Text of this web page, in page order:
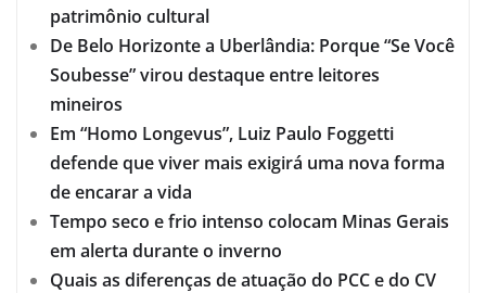
patrimônio cultural
De Belo Horizonte a Uberlândia: Porque “Se Você
Soubesse” virou destaque entre leitores
mineiros
Em “Homo Longevus”, Luiz Paulo Foggetti
defende que viver mais exigirá uma nova forma
de encarar a vida
Tempo seco e frio intenso colocam Minas Gerais
em alerta durante o inverno
Quais as diferenças de atuação do PCC e do CV